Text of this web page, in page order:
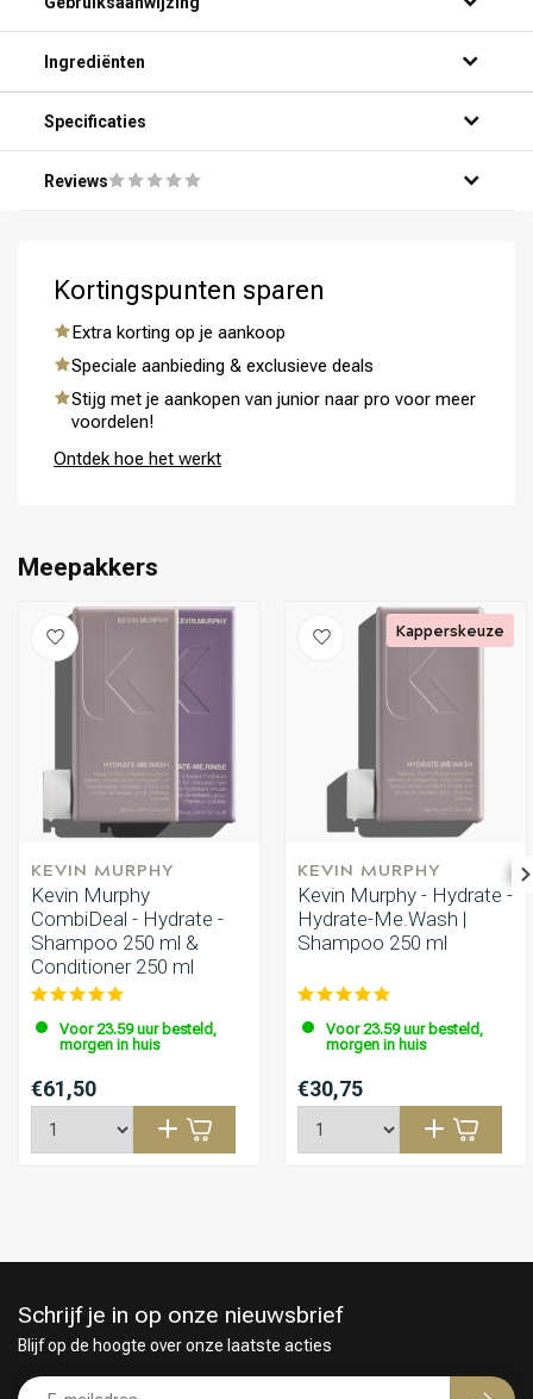
Ingrediënten
Specificaties
Reviews
Kortingspunten sparen
Extra korting op je aankoop
Speciale aanbieding & exclusieve deals
Stijg met je aankopen van junior naar pro voor meer
voordelen!
Ontdek hoe het werkt
Meepakkers
KEVIN MURPHY
Kevin Murphy
CombiDeal - Hydrate -
Shampoo 250 ml &
Conditioner 250 ml
Voor 23.59 uur besteld,
morgen in huis
€61,50
KEVIN MURPHY
Kevin Murphy - Hydrate -
Hydrate-Me.Wash |
Shampoo 250 ml
Voor 23.59 uur besteld,
morgen in huis
€30,75
Kapperskeuze
Schrijf je in op onze nieuwsbrief
Blijf op de hoogte over onze laatste acties